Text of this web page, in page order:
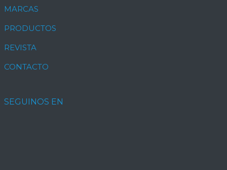
MARCAS
PRODUCTOS
REVISTA
CONTACTO
SEGUINOS EN